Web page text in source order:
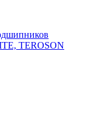
TEROSON